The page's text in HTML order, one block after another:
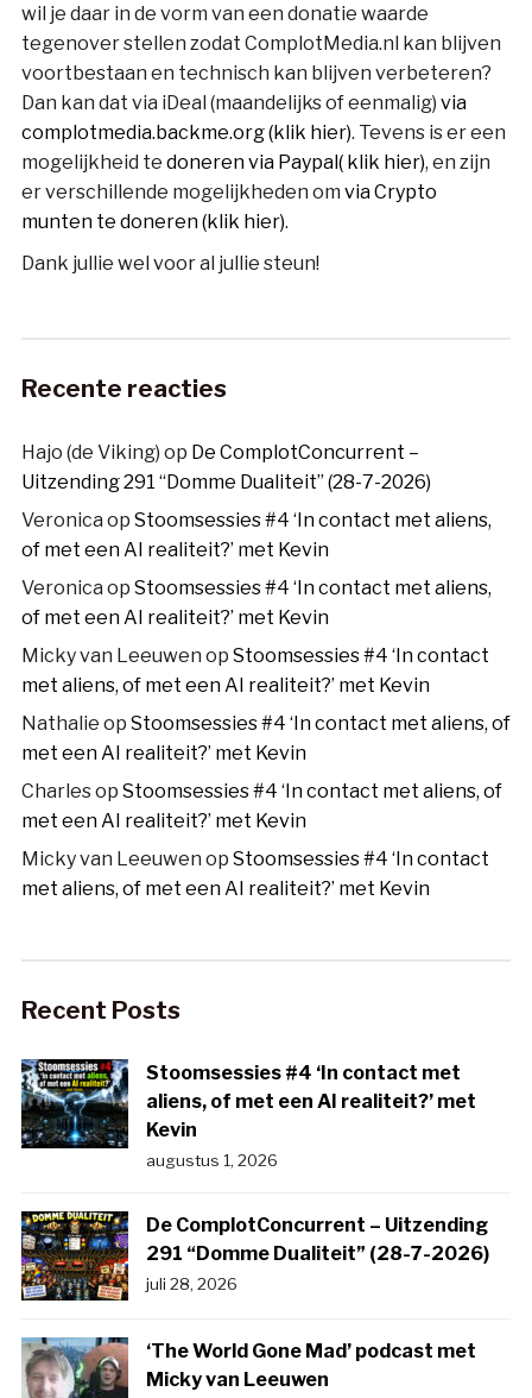
wil je daar in de vorm van een donatie waarde
tegenover stellen zodat ComplotMedia.nl kan blijven
voortbestaan en technisch kan blijven verbeteren?
Dan kan dat via iDeal (maandelijks of eenmalig) via
complotmedia.backme.org (klik hier). Tevens is er een
mogelijkheid te doneren via Paypal( klik hier), en zijn
er verschillende mogelijkheden om via Crypto
munten te doneren (klik hier).
Dank jullie wel voor al jullie steun!
Recente reacties
Hajo (de Viking) op De ComplotConcurrent –
Uitzending 291 “Domme Dualiteit” (28-7-2026)
Veronica op Stoomsessies #4 ‘In contact met aliens,
of met een AI realiteit?’ met Kevin
Veronica op Stoomsessies #4 ‘In contact met aliens,
of met een AI realiteit?’ met Kevin
Micky van Leeuwen op Stoomsessies #4 ‘In contact
met aliens, of met een AI realiteit?’ met Kevin
Nathalie op Stoomsessies #4 ‘In contact met aliens, of
met een AI realiteit?’ met Kevin
Charlesop Stoomsessies #4 ‘In contact met aliens, of
met een AI realiteit?’ met Kevin
Micky van Leeuwen op Stoomsessies #4 ‘In contact
met aliens, of met een AI realiteit?’ met Kevin
Recent Posts
Stoomsessies #4 ‘In contact met
aliens, of met een AI realiteit?’ met
Kevin
augustus 1, 2026
De ComplotConcurrent – Uitzending
291 “Domme Dualiteit” (28-7-2026)
juli 28, 2026
‘The World Gone Mad’ podcast met
Micky van Leeuwen